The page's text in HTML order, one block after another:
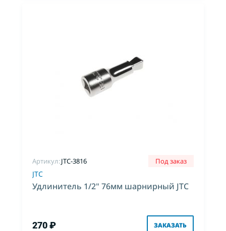
Артикул:JTC-3816 Под заказ
JTC
Удлинитель 1/2" 76мм шарнирный JTC
270 ₽ ЗАКАЗАТЬ